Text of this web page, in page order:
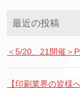
最近の投稿
＜5/20、21開催＞
【印刷業界の皆様